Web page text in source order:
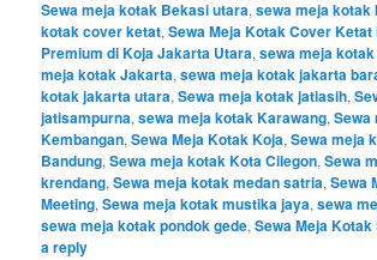
Sewa meja kotak Bekasi utara,sewa meja kotak
kotak cover ketat,Sewa Meja Kotak Cover Ketat
Premium di Koja Jakarta Utara,sewa meja
meja kotak Jakarta,sewa meja kotak jakarta
kotak jakarta utara,Sewa meja kotak jatiasih,
jatisampurna,sewa meja kotak Karawang,Sewa
Kembangan,Sewa Meja Kotak Koja,Sewa meja
Bandung,Sewa meja kotak Kota Cilegon,Sewa
krendang,Sewa meja kotak medan satria,Sewa
Meeting,Sewa meja kotak mustika jaya,sewa
sewa meja kotak pondok gede,Sewa Meja
a reply